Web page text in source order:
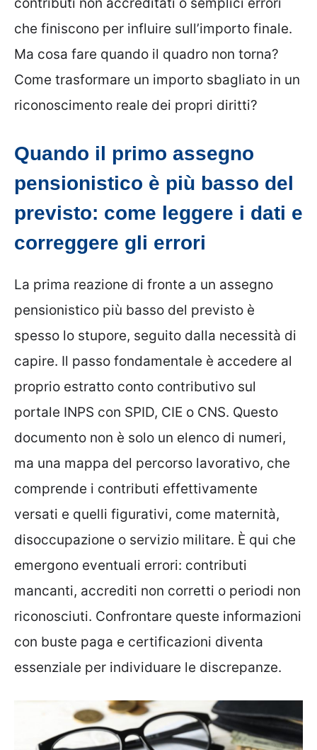
contributi non accreditati o semplici errori
che finiscono per influire sull’importo finale.
Ma cosa fare quando il quadro non torna?
Come trasformare un importo sbagliato in un
riconoscimento reale dei propri diritti?
Quando il primo assegno
pensionistico è più basso del
previsto: come leggere i dati e
correggere gli errori
La prima reazione di fronte a un assegno
pensionistico più basso del previsto è
spesso lo stupore, seguito dalla necessità di
capire. Il passo fondamentale è accedere al
proprio estratto conto contributivo sul
portale INPS con SPID, CIE o CNS. Questo
documento non è solo un elenco di numeri,
ma una mappa del percorso lavorativo, che
comprende i contributi effettivamente
versati e quelli figurativi, come maternità,
disoccupazione o servizio militare. È qui che
emergono eventuali errori: contributi
mancanti, accrediti non corretti o periodi non
riconosciuti. Confrontare queste informazioni
con buste paga e certificazioni diventa
essenziale per individuare le discrepanze.